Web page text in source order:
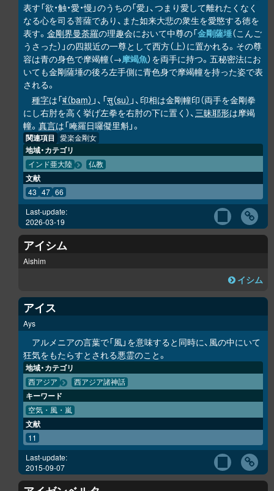
表す「欲・触・愛・慢」のうちの「愛」、つまり愛して離れたくなく
なる心を司る菩薩であり、また如来大悲の衆生を愛愍する徳を
表す。 金剛界曼荼羅の理趣会において中尊の「金剛薩埵（こんご
うさった）」の四親近の一尊として西方（上）に置かれる。その尊
容は青の身色で摩竭幢（→摩竭魚）を両手に持つ。五秘密法にお
いても金剛薩埵の後ろ左手側に青色身で摩竭幢を持った姿で表
される。
種字は「बं（baṃ） 」、「सु（su） 」、印相は金剛幢印（両手を金剛拳
にし右肘を高く挙げ左拳を右肘の下に置く）、三昧耶形は摩竭
幢。 真言は「唵羅日囉儗里斛」。
関連項目 愛楽金剛女
地域・カテゴリ
インド亜大陸 仏教
文献
43 47 66
Last-update:
2026-03-19
アイシム
Aishim
イシム
アイス
Ays
アルメニアの言葉で「風」を意味すると同時に、風の中にいて
狂気をもたらすとされる悪霊のこと。
地域・カテゴリ
西アジア 西アジア諸神話
キーワード
空気・風・嵐
文献
11
Last-update:
2015-09-07